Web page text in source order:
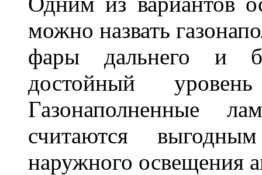
можно назвать
фары дальнего и
достойный
Газонаполненные
считаются
наружного освещения